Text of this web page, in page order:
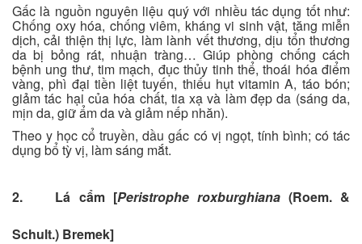
Gấc là nguồn nguyên liệu quý với nhiều tác dụng tốt như:
Chống oxy hóa, chống viêm, kháng vi sinh vật, tăng miễn
dịch, cải thiện thị lực, làm lành vết thương, dịu tổn thương
da bị bỏng rát, nhuận tràng… Giúp phòng chống cách
bệnh ung thư, tim mạch, đục thủy tinh thể, thoái hóa điểm
vàng, phì đại tiền liệt tuyến, thiếu hụt vitamin A, táo bón;
giảm tác hại của hóa chất, tia xạ và làm đẹp da (sáng da,
mịn da, giữ ẩm da và giảm nếp nhăn).
Theo y học cổ truyền, dầu gấc có vị ngọt, tính bình; có tác
dụng bổ tỳ vị, làm sáng mắt.
2. Lá cẩm [Peristrophe roxburghiana (Roem. &
Schult.) Bremek]